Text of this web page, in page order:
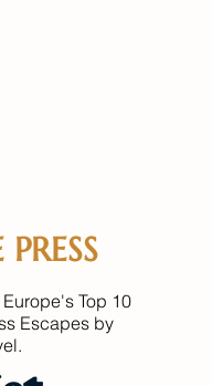
Top 10
Escapes by